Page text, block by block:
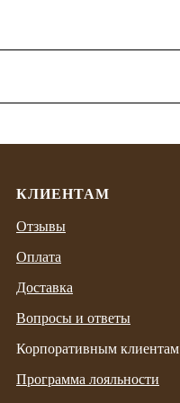
КЛИЕНТАМ
Отзывы
Оплата
Доставка
Вопросы и ответы
Корпоративным клиентам
Программа лояльности